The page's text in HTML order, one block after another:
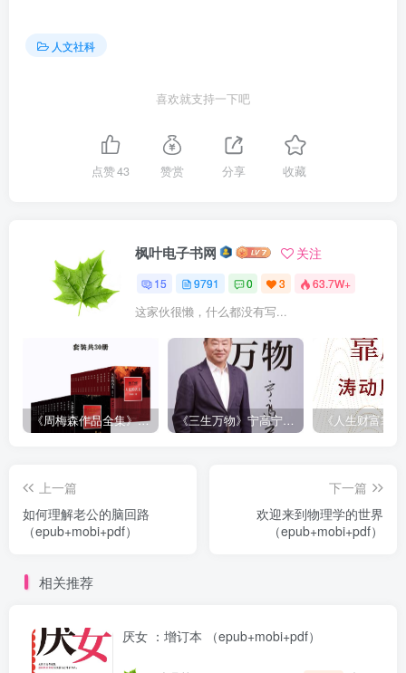
人文社科
喜欢就支持一下吧
点赞43 赞赏 分享 收藏
枫叶电子书网 关注
15 9791 0 3 63.7W+
这家伙很懒，什么都没有写...
《周梅森作品全集》[共30册] 《三生万物》宁高宁（epub+mobi+azw3+pdf）
上一篇
如何理解老公的脑回路
（epub+mobi+pdf）
下一篇
欢迎来到物理学的世界
（epub+mobi+pdf）
相关推荐
厌女 ：增订本 （epub+mobi+pdf）